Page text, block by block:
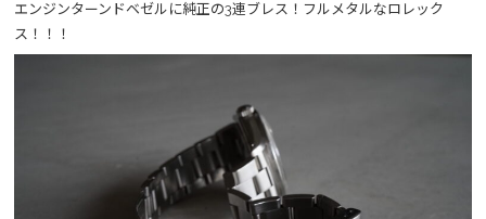
エンジンターンドベゼルに純正の3連ブレス！フルメタルなロレック
ス！！！